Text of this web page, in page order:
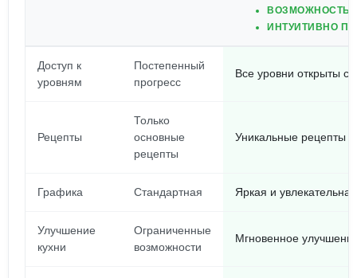
ВОЗМОЖНОСТЬ
ИНТУИТИВНО
Доступ к
уровням
Постепенный
прогресс
Все уровни открыты с
Рецепты
Только
основные
рецепты
Уникальные рецепты в
Графика Стандартная Яркая и увлекательная
Улучшение
кухни
Ограниченные
возможности
Мгновенное